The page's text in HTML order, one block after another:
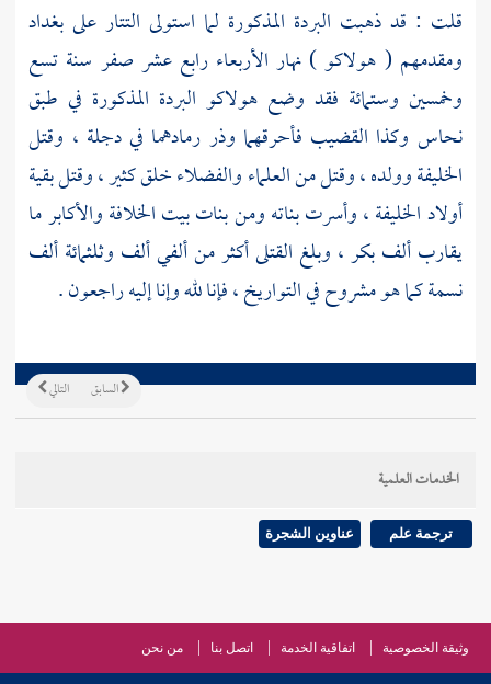
قلت : قد ذهبت البردة المذكورة لما استولى التتار على بغداد
ومقدمهم ( هولاكو ) نهار الأربعاء رابع عشر صفر سنة تسع
وخمسين وستمائة فقد وضع هولاكو البردة المذكورة في طبق
نحاس وكذا القضيب فأحرقهما وذر رمادهما فيدجلة ، وقتل
الخليفة وولده ، وقتل من العلماء والفضلاء خلق كثير ، وقتل بقية
أولاد الخليفة ، وأسرت بناته ومن بنات بيت الخلافة والأكابر ما
يقارب ألف بكر ، وبلغ القتلى أكثر من ألفي ألف وثلثمائة ألف
نسمة كما هو مشروح في التواريخ ، فإنا لله وإنا إليه راجعون .
التالي السابق
الخدمات العلمية
ترجمة علم عناوين الشجرة
وثيقة الخصوصية اتفاقية الخدمة اتصل بنا من نحن